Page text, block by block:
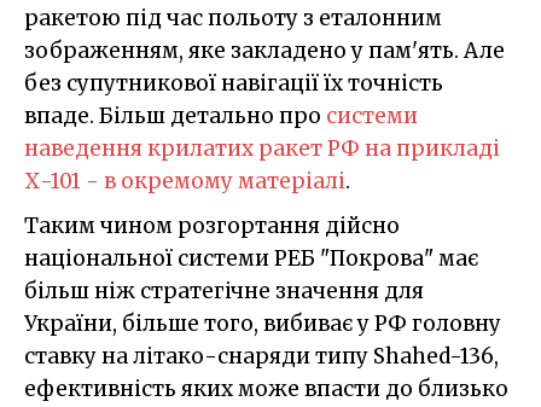
ракетою під час польоту з еталонним
зображенням, яке закладено у пам'ять. Але
без супутникової навігації їх точність
впаде. Більш детально про системи
наведення крилатих ракет РФ на прикладі
Х-101 - в окремому матеріалі.
Таким чином розгортання дійсно
національної системи РЕБ "Покрова" має
більш ніж стратегічне значення для
України, більше того, вибиває у РФ головну
ставку на літако-снаряди типу Shahed-136,
ефективність яких може впасти до близько